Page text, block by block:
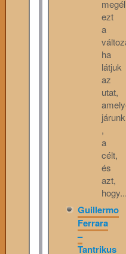
ezt
a
ha
látjuk
az
utat,
járunk
,
a
célt,
és
azt,
hogy...
Guillermo
Ferrara
–
Tantrikus